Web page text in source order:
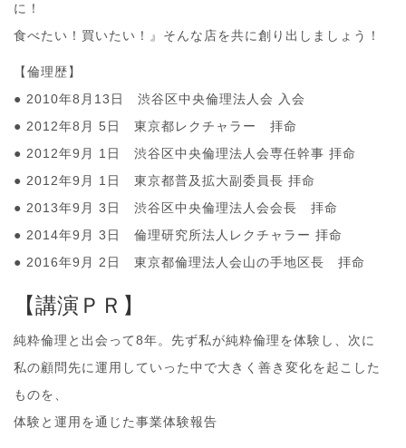
に！
食べたい！買いたい！』そんな店を共に創り出しましょう！
【倫理歴】
● 2010年8月13日 渋谷区中央倫理法人会 入会
● 2012年8月 5日 東京都レクチャラー 拝命
● 2012年9月 1日 渋谷区中央倫理法人会専任幹事 拝命
● 2012年9月 1日 東京都普及拡大副委員長 拝命
● 2013年9月 3日 渋谷区中央倫理法人会会長 拝命
● 2014年9月 3日 倫理研究所法人レクチャラー 拝命
● 2016年9月 2日 東京都倫理法人会山の手地区長 拝命
【講演ＰＲ】
純粋倫理と出会って8年。先ず私が純粋倫理を体験し、次に
私の顧問先に運用していった中で大きく善き変化を起こした
ものを、
体験と運用を通じた事業体験報告